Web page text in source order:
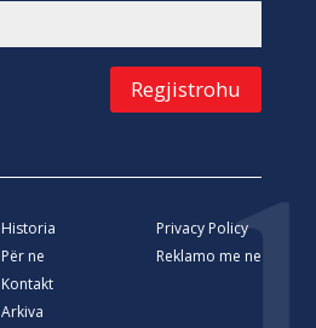
Regjistrohu
Historia
Për ne
Kontakt
Arkiva
Privacy Policy
Reklamo me ne